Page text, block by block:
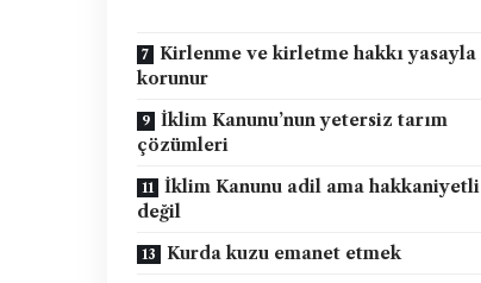
Kirlenme ve kirletme hakkı yasayla
korunur
İklim Kanunu’nun yetersiz tarım
çözümleri
İklim Kanunu adil ama hakkaniyetli
değil
Kurda kuzu emanet etmek